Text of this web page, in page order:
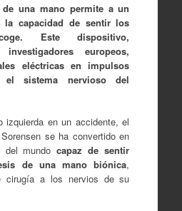
de una mano permite a un
la capacidad de sentir los
Este dispositivo,
europeos,
eléctricas en impulsos
el sistema nervioso del
izquierda en un accidente, el
se ha convertido en
del mundocapaz de sentir
de una mano biónica,
cirugía a los nervios de su